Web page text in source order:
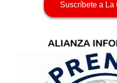
Suscríbete a La